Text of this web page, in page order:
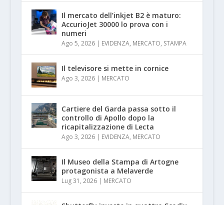
Il mercato dell’inkjet B2 è maturo:
AccurioJet 30000 lo prova con i
numeri
Ago 5, 2026| EVIDENZA, MERCATO, STAMPA
Il televisore si mette in cornice
Ago 3, 2026| MERCATO
Cartiere del Garda passa sotto il
controllo di Apollo dopo la
ricapitalizzazione di Lecta
Ago 3, 2026| EVIDENZA, MERCATO
Il Museo della Stampa di Artogne
protagonista a Melaverde
Lug 31, 2026| MERCATO